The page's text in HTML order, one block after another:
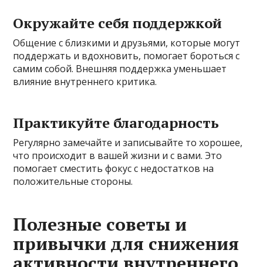
Окружайте себя поддержкой
Общение с близкими и друзьями, которые могут
поддержать и вдохновить, помогает бороться с
самим собой. Внешняя поддержка уменьшает
влияние внутреннего критика.
Практикуйте благодарность
Регулярно замечайте и записывайте то хорошее,
что происходит в вашей жизни и с вами. Это
помогает сместить фокус с недостатков на
положительные стороны.
Полезные советы и
привычки для снижения